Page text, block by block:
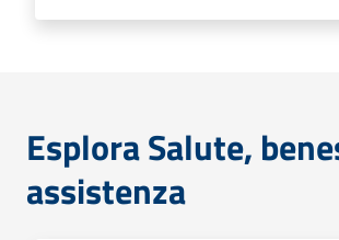
Esplora Salute,
assistenza